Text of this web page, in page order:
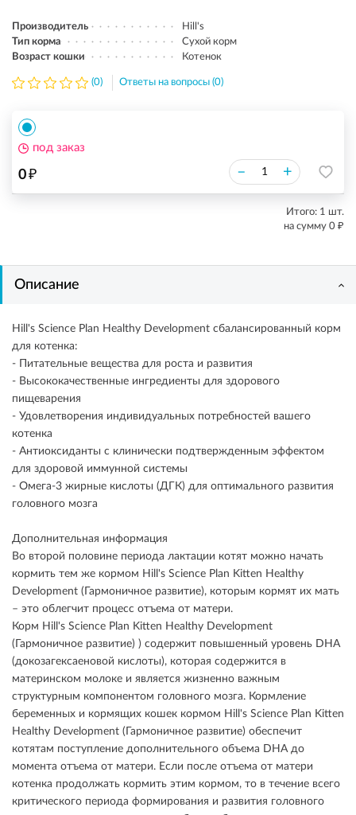
Производитель
Hill's
Тип корма
Сухой корм
Возраст кошки
Котенок
(0) Ответы на вопросы (0)
0₽ – +
под заказ
Итого: 1 шт.
на сумму 0 ₽
Описание
Hill's Science Plan Healthy Development сбалансированный корм
для котенка:
- Питательные вещества для роста и развития
- Высококачественные ингредиенты для здорового
пищеварения
- Удовлетворения индивидуальных потребностей вашего
котенка
- Антиоксиданты с клинически подтвержденным эффектом
для здоровой иммунной системы
- Омега-3 жирные кислоты (ДГК) для оптимального развития
головного мозга
Дополнительная информация
Во второй половине периода лактации котят можно начать
кормить тем же кормом Hill's Science Plan Kitten Healthy
Development (Гармоничное развитие), которым кормят их мать
– это облегчит процесс отъема от матери.
Корм Hill's Science Plan Kitten Healthy Development
(Гармоничное развитие) ) содержит повышенный уровень DHA
(докозагексаеновой кислоты), которая содержится в
материнском молоке и является жизненно важным
структурным компонентом головного мозга. Кормление
беременных и кормящих кошек кормом Hill's Science Plan Kitten
Healthy Development (Гармоничное развитие) обеспечит
котятам поступление дополнительного объема DHA до
момента отъема от матери. Если после отъема от матери
котенка продолжать кормить этим кормом, то в течение всего
критического периода формирования и развития головного